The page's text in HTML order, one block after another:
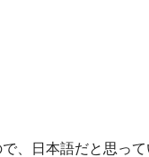
、日本語だと思っ